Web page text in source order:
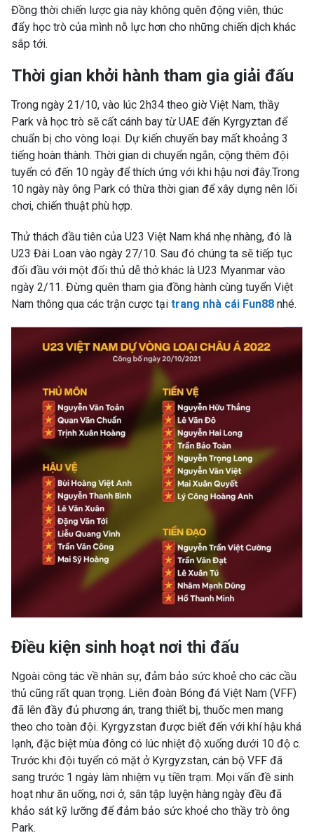
Đồng thời chiến lược gia này không quên động viên, thúc
đẩy học trò của mình nỗ lực hơn cho những chiến dịch khác
sắp tới.
Thời gian khởi hành tham gia giải đấu
Trong ngày 21/10, vào lúc 2h34 theo giờ Việt Nam, thầy
Park và học trò sẽ cất cánh bay từ UAE đến Kyrgyztan để
chuẩn bị cho vòng loại. Dự kiến chuyến bay mất khoảng 3
tiếng hoàn thành. Thời gian di chuyển ngắn, cộng thêm đội
tuyển có đến 10 ngày để thích ứng với khi hậu nơi đây.Trong
10 ngày này ông Park có thừa thời gian để xây dựng nên lối
chơi, chiến thuật phù hợp.
Thử thách đầu tiên của U23 Việt Nam khá nhẹ nhàng, đó là
U23 Đài Loan vào ngày 27/10. Sau đó chúng ta sẽ tiếp tục
đối đầu với một đối thủ dễ thở khác là U23 Myanmar vào
ngày 2/11. Đừng quên tham gia đồng hành cùng tuyển Việt
Nam thông qua các trận cược tại trang nhà cái Fun88 nhé.
Điều kiện sinh hoạt nơi thi đấu
Ngoài công tác về nhân sự, đảm bảo sức khoẻ cho các cầu
thủ cũng rất quan trọng. Liên đoàn Bóng đá Việt Nam (VFF)
đã lên đầy đủ phương án, trang thiết bị, thuốc men mang
theo cho toàn đội. Kyrgyzstan được biết đến với khí hậu khá
lạnh, đặc biệt mùa đông có lúc nhiệt độ xuống dưới 10 độ c.
Trước khi đội tuyển có mặt ở Kyrgyzstan, cán bộ VFF đã
sang trước 1 ngày làm nhiệm vụ tiền trạm. Mọi vấn đề sinh
hoạt như ăn uống, nơi ở, sân tập luyện hàng ngày đều đã
khảo sát kỹ lưỡng để đảm bảo sức khoẻ cho thầy trò ông
Park.